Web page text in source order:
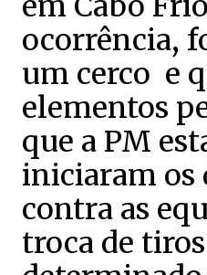
ocorrência,
um cerco e
elementos
que a PM
iniciaram os
contra as
troca de